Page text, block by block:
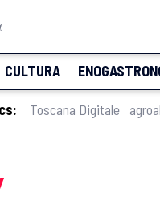
CULTURA
Toscana Digitale